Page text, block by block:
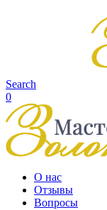
Search
0
О нас
Отзывы
Вопросы